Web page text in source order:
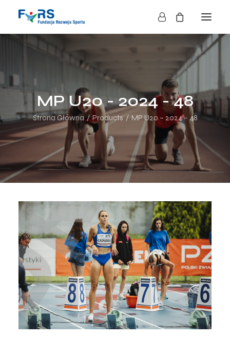
O FUNDACJI
DZIAŁALNOŚĆ
BLOG
KONTAKT
SKLEP
MP U20 - 2024 - 48
Strona Główna Products MP U20 – 2024 – 48